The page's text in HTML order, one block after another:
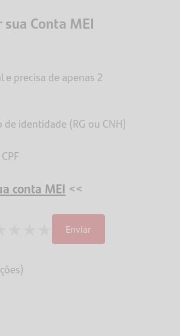
Conta MEI
e precisa de apenas 2
identidade (RG ou CNH)
conta MEI <<
Enviar